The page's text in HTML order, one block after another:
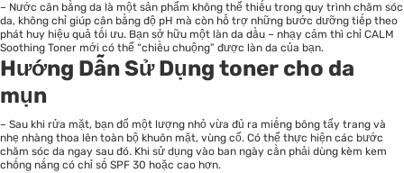
– Nước cân bằng da là một sản phẩm không thể thiếu trong quy trình chăm sóc
da, không chỉ giúp cân bằng độ pH mà còn hỗ trợ những bước dưỡng tiếp theo
phát huy hiệu quả tối ưu. Bạn sở hữu một làn da dầu – nhạy cảm thì chỉ CALM
Soothing Toner mới có thể “chiều chuộng” được làn da của bạn.
Hướng Dẫn Sử Dụng toner cho da
mụn
– Sau khi rửa mặt, bạn đổ một lượng nhỏ vừa đủ ra miếng bông tẩy trang và
nhẹ nhàng thoa lên toàn bộ khuôn mặt, vùng cổ. Có thể thực hiện các bước
chăm sóc da ngay sau đó. Khi sử dụng vào ban ngày cần phải dùng kèm kem
chống nắng có chỉ số SPF 30 hoặc cao hơn.